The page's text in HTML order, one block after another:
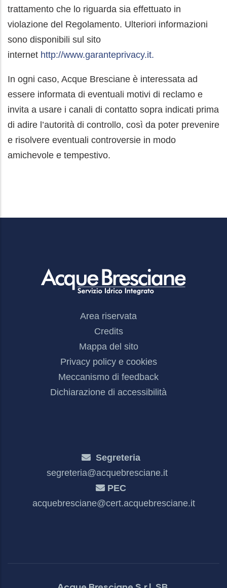
trattamento che lo riguarda sia effettuato in
violazione del Regolamento. Ulteriori informazioni
sono disponibili sul sito
internet http://www.garanteprivacy.it.
In ogni caso, Acque Bresciane è interessata ad
essere informata di eventuali motivi di reclamo e
invita a usare i canali di contatto sopra indicati prima
di adire l’autorità di controllo, così da poter prevenire
e risolvere eventuali controversie in modo
amichevole e tempestivo.
Area riservata
Credits
Mappa del sito
Privacy policy e cookies
Meccanismo di feedback
Dichiarazione di accessibilità
Segreteria
segreteria@acquebresciane.it
PEC
acquebresciane@cert.acquebresciane.it